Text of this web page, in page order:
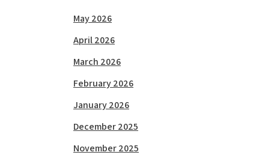
May 2026
April 2026
March 2026
February 2026
January 2026
December 2025
November 2025